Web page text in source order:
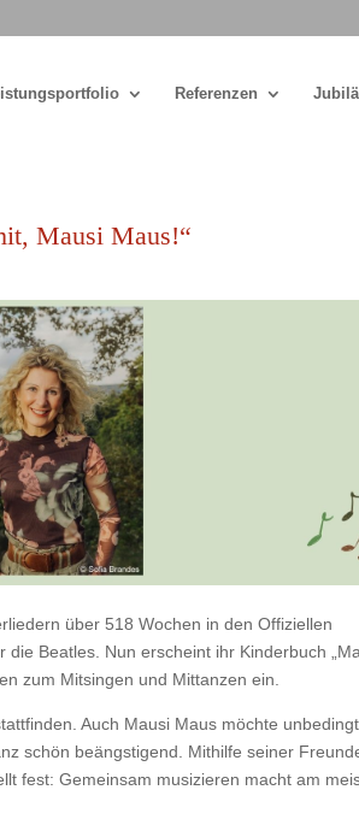
Referenzen
Mausi Maus!“
über 518 Wochen in den Offiziellen
Beatles. Nun erscheint ihr Kinderbuch
zum Mitsingen und Mittanzen ein.
Auch Mausi Maus möchte unbedingt
schön beängstigend. Mithilfe seiner
fest: Gemeinsam musizieren macht am